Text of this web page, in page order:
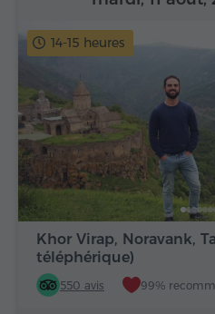
14-15 heures
Khor Virap, Noravank,
téléphérique)
550 avis 99%